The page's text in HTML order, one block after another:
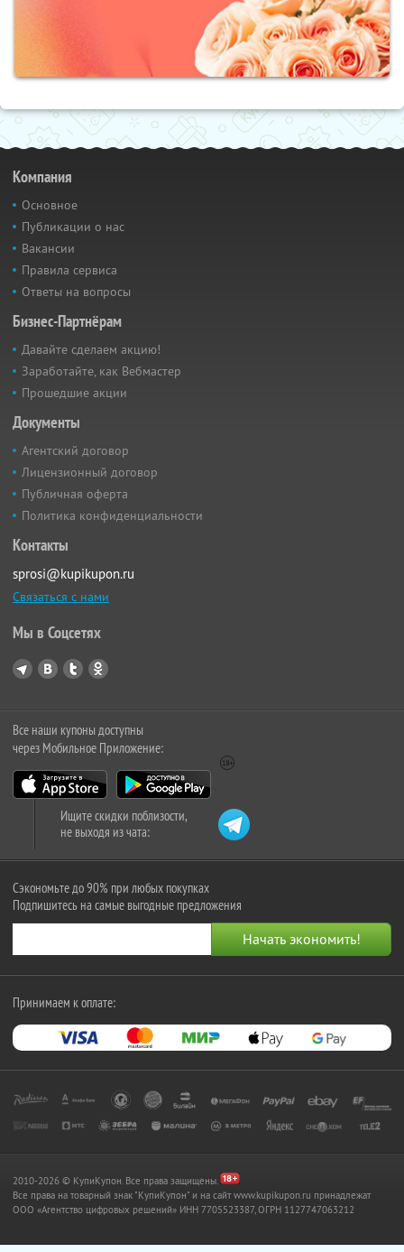
Компания
Основное
Публикации о нас
Вакансии
Правила сервиса
Ответы на вопросы
Бизнес-Партнёрам
Давайте сделаем акцию!
Заработайте, как Вебмастер
Прошедшие акции
Документы
Агентский договор
Лицензионный договор
Публичная оферта
Политика конфиденциальности
Контакты
sprosi@kupikupon.ru
Связаться с нами
Мы в Соцсетях
Все наши купоны доступны
через Мобильное Приложение:
Ищите скидки поблизости,
не выходя из чата:
Сэкономьте до 90% при любых покупках
Подпишитесь на самые выгодные предложения
Принимаем к оплате:
2010-2026 © КупиКупон. Все права защищены.
Все права на товарный знак "КупиКупон" и на сайт www.kupikupon.ru принадлежат
OOO «Агентство цифровых решений» ИНН 7705523387, ОГРН 1127747063212